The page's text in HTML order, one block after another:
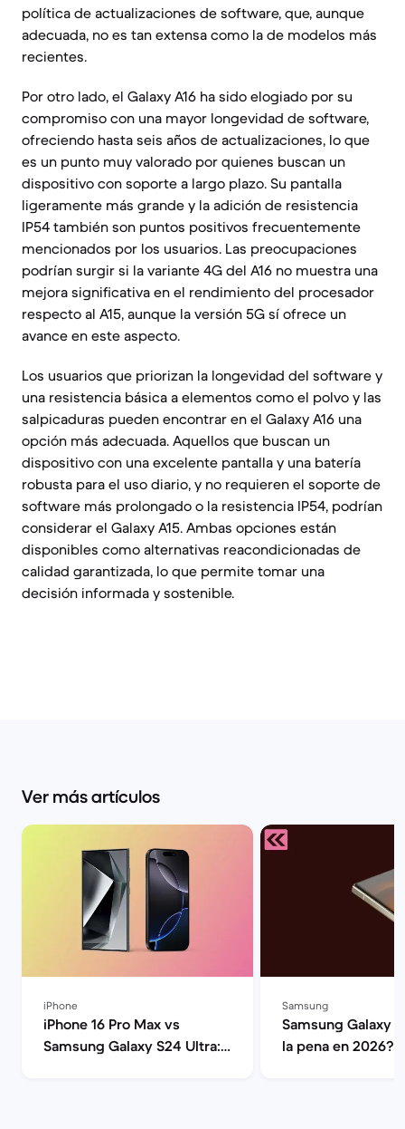
política de actualizaciones de software, que, aunque
adecuada, no es tan extensa como la de modelos más
recientes.
Por otro lado, el Galaxy A16 ha sido elogiado por su
compromiso con una mayor longevidad de software,
ofreciendo hasta seis años de actualizaciones, lo que
es un punto muy valorado por quienes buscan un
dispositivo con soporte a largo plazo. Su pantalla
ligeramente más grande y la adición de resistencia
IP54 también son puntos positivos frecuentemente
mencionados por los usuarios. Las preocupaciones
podrían surgir si la variante 4G del A16 no muestra una
mejora significativa en el rendimiento del procesador
respecto al A15, aunque la versión 5G sí ofrece un
avance en este aspecto.
Los usuarios que priorizan la longevidad del software y
una resistencia básica a elementos como el polvo y las
salpicaduras pueden encontrar en el Galaxy A16 una
opción más adecuada. Aquellos que buscan un
dispositivo con una excelente pantalla y una batería
robusta para el uso diario, y no requieren el soporte de
software más prolongado o la resistencia IP54, podrían
considerar el Galaxy A15. Ambas opciones están
disponibles como alternativas reacondicionadas de
calidad garantizada, lo que permite tomar una
decisión informada y sostenible.
Ver más artículos
iPhone
iPhone 16 Pro Max vs
Samsung Galaxy S24 Ultra:
Samsung
Samsung Galaxy
la pena en 2026?